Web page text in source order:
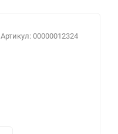
Артикул: 00000012324